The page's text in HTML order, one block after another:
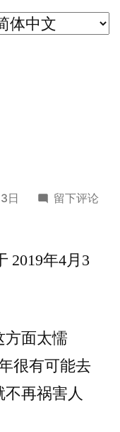
日
于
搞
留下评论
2019年4月3
方面太懦
很有可能去
再祸害人